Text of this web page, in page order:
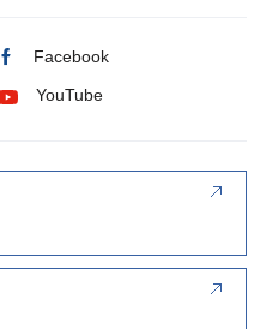
Facebook
YouTube